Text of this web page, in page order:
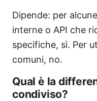
Dipende: per
interne o API che
specifiche, sì. Per
comuni, no.
Qual è la
condiviso?